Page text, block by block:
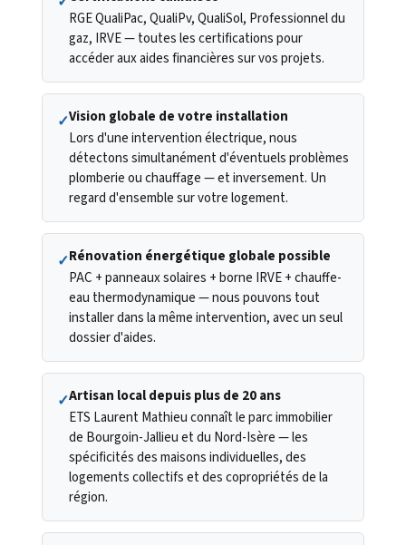
RGE QualiPac, QualiPv, QualiSol, Professionnel du
gaz, IRVE — toutes les certifications pour
accéder aux aides financières sur vos projets.
✓Vision globale de votre installation
Lors d'une intervention électrique, nous
détectons simultanément d'éventuels problèmes
plomberie ou chauffage — et inversement. Un
regard d'ensemble sur votre logement.
✓Rénovation énergétique globale possible
PAC + panneaux solaires + borne IRVE + chauffe-
eau thermodynamique — nous pouvons tout
installer dans la même intervention, avec un seul
dossier d'aides.
✓Artisan local depuis plus de 20 ans
ETS Laurent Mathieu connaît le parc immobilier
de Bourgoin-Jallieu et du Nord-Isère — les
spécificités des maisons individuelles, des
logements collectifs et des copropriétés de la
région.